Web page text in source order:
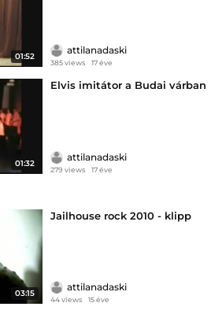
01:52
attilanadaski
385 views 17 éve
01:32
Elvis imitátor a Budai várban
attilanadaski
279 views 17 éve
03:15
Jailhouse rock 2010 - klipp
attilanadaski
44 views 15 éve